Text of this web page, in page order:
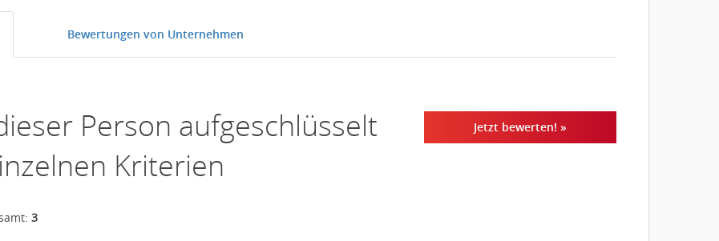
Bewertungen von Unternehmen
Jetzt bewerten! »
Person aufgeschlüsselt
Kriterien
3